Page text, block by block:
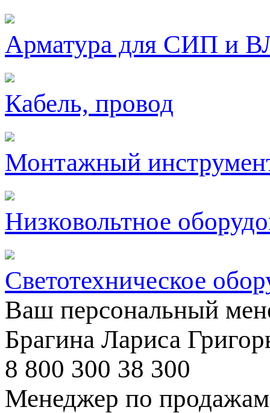
Арматура для СИП и
Кабель, провод
Монтажный
Низковольтное
Светотехническое
Ваш персональный
Брагина Лариса
8 800 300 38 300
Менеджер по продажам